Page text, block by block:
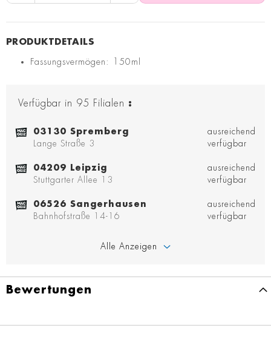
Fassungsvermögen: 150ml
Verfügbar in 95 Filialen :
03130 Spremberg
Lange Straße 3
ausreichend
verfügbar
04209 Leipzig
Stuttgarter Allee 13
ausreichend
verfügbar
06526 Sangerhausen
Bahnhofstraße 14-16
ausreichend
verfügbar
Alle Anzeigen
Bewertungen